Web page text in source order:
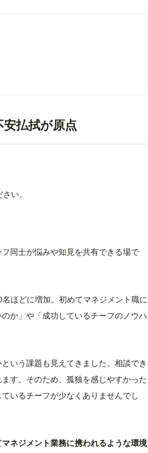
払拭が原点
い。
同士が悩みや知見を共有できる場で
ほどに増加。初めてマネジメント職に
か」や「成功しているチーフのノウハ
いう課題も見えてきました。相談でき
す。そのため、孤独を感じやすかった
いるチーフが少なくありませんでし
ネジメント業務に携われるような環境